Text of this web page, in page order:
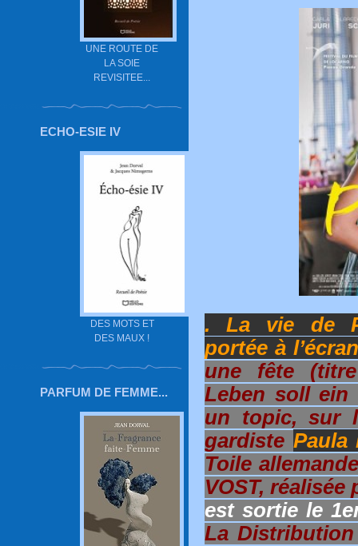
UNE ROUTE DE
LA SOIE
REVISITEE...
ECHO-ESIE IV
DES MOTS ET
DES MAUX !
PARFUM DE FEMME...
. La vie de
portée à
une fête
Leben soll ein
un topic, sur
gardiste Paula
Toile
VOST, réalisée
est sortie le
La